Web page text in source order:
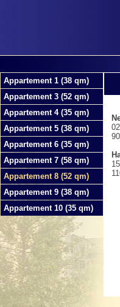
Appartement 1 (38 qm)
Appartement 3 (52 qm)
Appartement 4 (35 qm)
Appartement 5 (38 qm)
Appartement 6 (35 qm)
Appartement 7 (58 qm)
Appartement 8 (52 qm)
Appartement 9 (38 qm)
Appartement 10 (35 qm)